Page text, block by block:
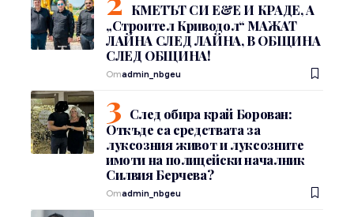
КМЕТЪТ СИ Е&Е И КРАДЕ, А
„Строител Криводол“ МАЖАТ
ЛАЙНА СЛЕД ЛАЙНА, В ОБЩИНА
СЛЕД ОБЩИНА!
Отadmin_nbgeu
След обира край Борован:
Откъде са средствата за
луксозния живот и луксозните
имоти на полицейски началник
Силвия Берчева?
Отadmin_nbgeu